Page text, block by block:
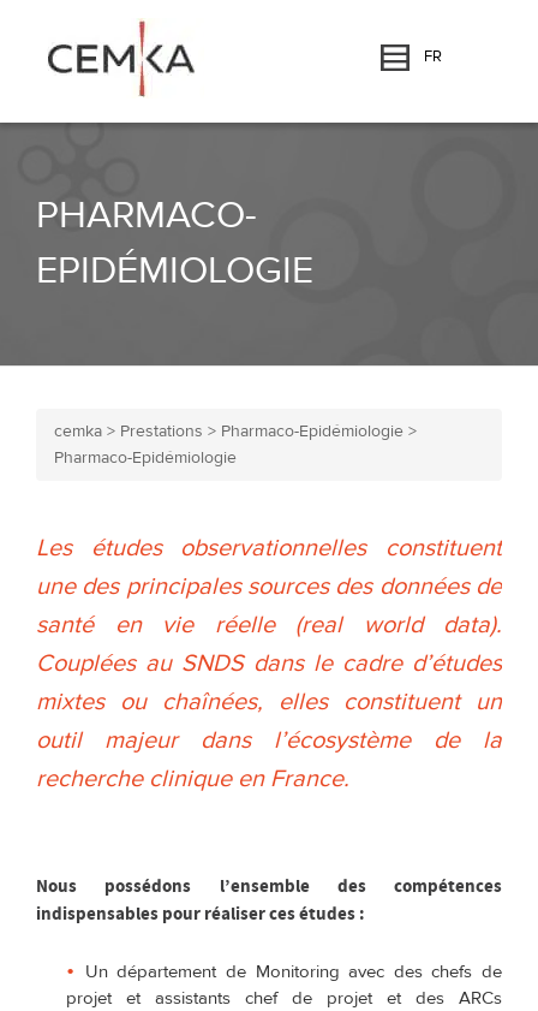
FR
PHARMACO-
EPIDÉMIOLOGIE
cemka > Prestations > Pharmaco-Epidémiologie >
Pharmaco-Epidémiologie
Les études observationnelles constituent
une des principales sources des données de
santé en vie réelle (real world data).
Couplées au SNDS dans le cadre d’études
mixtes ou chaînées, elles constituent un
outil majeur dans l’écosystème de la
recherche clinique en France.
Nous possédons l’ensemble des compétences
indispensables pour réaliser ces études :
Un département de Monitoring avec des chefs de
projet et assistants chef de projet et des ARCs